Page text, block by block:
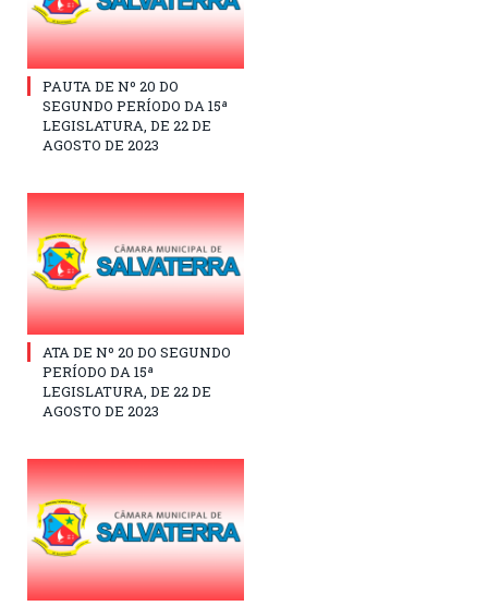
PAUTA DE Nº 20 DO
SEGUNDO PERÍODO DA 15ª
LEGISLATURA, DE 22 DE
AGOSTO DE 2023
ATA DE Nº 20 DO SEGUNDO
PERÍODO DA 15ª
LEGISLATURA, DE 22 DE
AGOSTO DE 2023